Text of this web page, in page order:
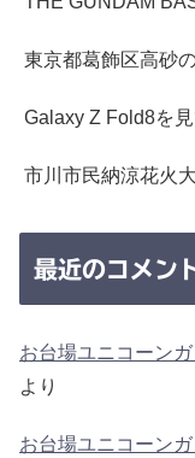
東京都葛飾区高砂
Galaxy Z Fold8を
市川市民納涼花火
最近のコメン
お台場ユニコーン
より
お台場ユニコーン